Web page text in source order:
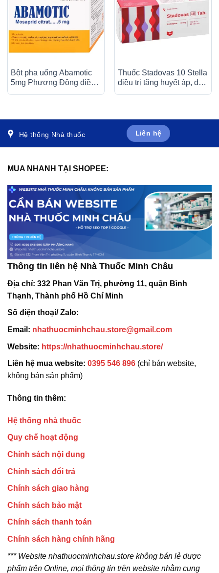
Bột pha uống Abamotic
5mg Phương Đông điều
trị các triệu chứng tiêu
Thuốc Stadovas 10 Stella
điều trị tăng huyết áp, đau
thắt ngực ổn định mạn
Hệ thống Nhà thuốc Liên hệ
MUA NHANH TẠI SHOPEE:
Thông tin liên hệ Nhà Thuốc Minh Châu
Địa chỉ: 332 Phan Văn Trị, phường 11, quận Bình
Thạnh, Thành phố Hồ Chí Minh
Số điện thoại/ Zalo:
Email: nhathuocminhchau.store@gmail.com
Website: https://nhathuocminhchau.store/
Liên hệ mua website: 0395 546 896 (chỉ bán website,
không bán sản phẩm)
Thông tin thêm:
Hệ thống nhà thuốc
Quy chế hoạt động
Chính sách nội dung
Chính sách đổi trả
Chính sách giao hàng
Chính sách bảo mật
Chính sách thanh toán
Chính sách hàng chính hãng
*** Website nhathuocminhchau.store không bán lẻ dược
phẩm trên Online, mọi thông tin trên website nhằm cung